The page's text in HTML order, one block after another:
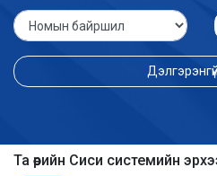
Та өөрийн Сиси системийн